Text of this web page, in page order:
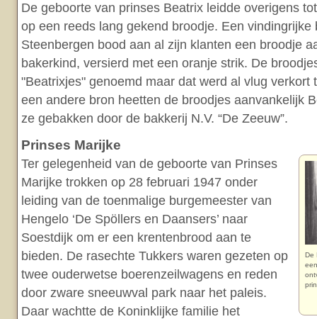
De geboorte van prinses Beatrix leidde overigens
op een reeds lang gekend broodje. Een vindingrijke
Steenbergen bood aan al zijn klanten een broodje
bakerkind, versierd met een oranje strik. De
"Beatrixjes" genoemd maar dat werd al vlug verkort
een andere bron heetten de broodjes aanvankelijk
ze gebakken door de bakkerij N.V. “De Zeeuw”.
Prinses Marijke
De
Ter gelegenheid van de geboorte van Prinses
Marijke trokken op 28 februari 1947 onder
leiding van de toenmalige burgemeester van
Hengelo ‘De Spöllers en Daansers’ naar
Soestdijk om er een krentenbrood aan te
bieden. De rasechte Tukkers waren gezeten op
twee ouderwetse boerenzeilwagens en reden
door zware sneeuwval park naar het paleis.
Daar wachtte de Koninklijke familie het